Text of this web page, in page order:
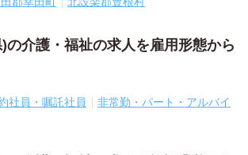
の介護・福祉の求人を雇用形態から
社員・嘱託社員
非常勤・パート・アルバイ